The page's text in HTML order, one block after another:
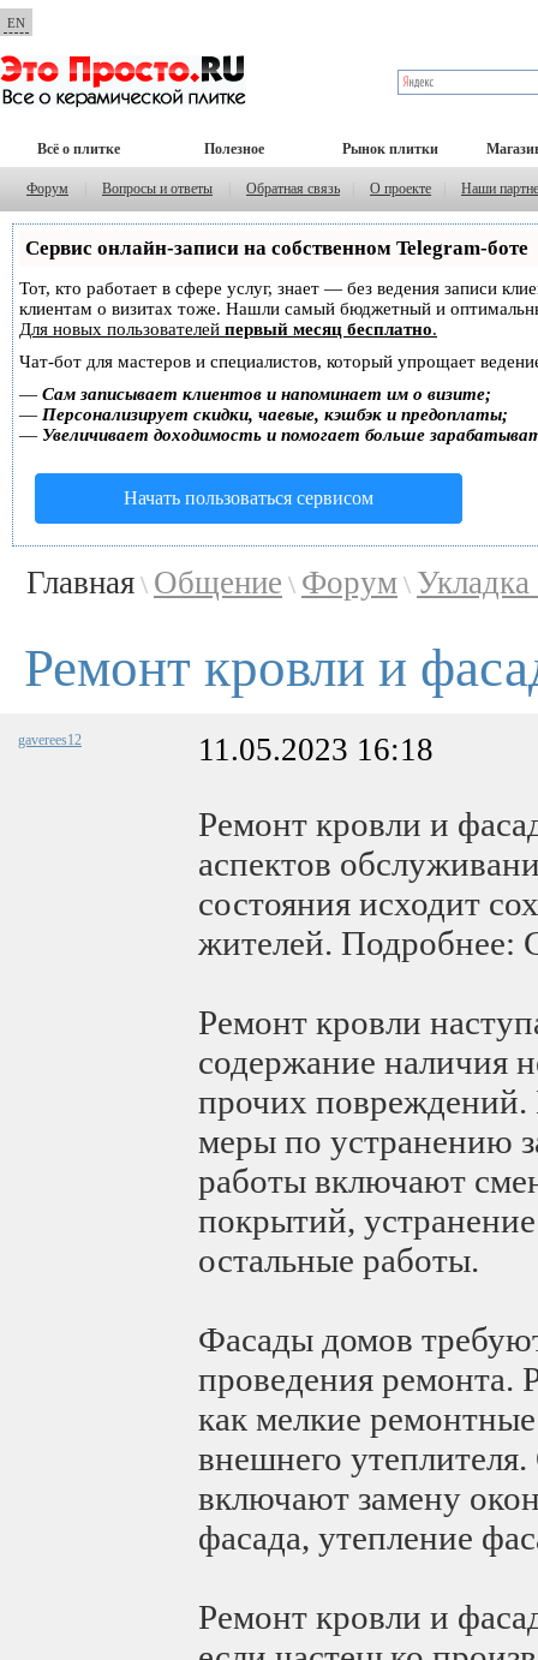
EN
Всё о плитке Полезное Рынок плитки
Форум Вопросы и ответы Обратная связь О проекте Наши
Сервис онлайн-записи на собственном Telegram-боте
Тот, кто работает в сфере услуг, знает — без ведения записи
клиентам о визитах тоже. Нашли самый бюджетный и
Для новых пользователей первый месяц бесплатно.
Чат-бот для мастеров и специалистов, который упрощает
— Сам записывает клиентов и напоминает им о визите;
— Персонализирует скидки, чаевые, кэшбэк и предоплаты;
— Увеличивает доходимость и помогает больше
Начать пользоваться сервисом
Главная \ Общение \ Форум \
Ремонт кровли и
gaverees12 11.05.2023 16:18
Ремонт кровли и
аспектов
состояния исходит
жителей. Подробнее:
Ремонт кровли
содержание наличия
прочих
меры по устранению
работы включают
покрытий,
остальные работы.
Фасады домов
проведения ремонта.
как мелкие
внешнего
включают замену
фасада, утепление
Ремонт кровли и